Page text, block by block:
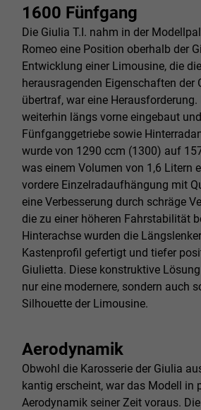
1600 Fünfgang
Die Giulia T.I. nahm in der
Romeo eine Position oberhalb der
Entwicklung einer Limousine, die
herausragenden Eigenschaften der
übertraf, war eine Herausforderung.
weiterhin längs vorne eingebaut
Fünfganggetriebe sowie
wurde von 1290 ccm (1300) auf
was einem Volumen von 1,6 Litern
vordere Einzelradaufhängung mit
eine Verbesserung durch schräge
die zu einer höheren Fahrstabilität
Hinterachse wurden die
Kastenprofil gefertigt und tiefer
Giulietta. Diese konstruktive
nur eine modernere, sondern auch
Silhouette der Limousine.
Aerodynamik
Obwohl die Karosserie der Giulia
kantig erscheint, war das Modell in
Aerodynamik seiner Zeit voraus.